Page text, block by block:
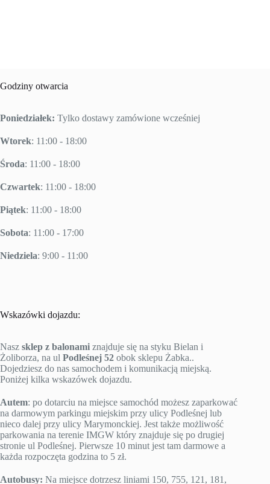
Godziny otwarcia
Poniedziałek: Tylko dostawy zamówione wcześniej
Wtorek: 11:00 - 18:00
Środa: 11:00 - 18:00
Czwartek: 11:00 - 18:00
Piątek: 11:00 - 18:00
Sobota: 11:00 - 17:00
Niedziela: 9:00 - 11:00
Wskazówki dojazdu:
Nasz sklep z balonami znajduje się na styku Bielan i
Żoliborza, na ul Podleśnej 52 obok sklepu Żabka..
Dojedziesz do nas samochodem i komunikacją miejską.
Poniżej kilka wskazówek dojazdu.
Autem: po dotarciu na miejsce samochód możesz zaparkować
na darmowym parkingu miejskim przy ulicy Podleśnej lub
nieco dalej przy ulicy Marymonckiej. Jest także możliwość
parkowania na terenie IMGW który znajduje się po drugiej
stronie ul Podleśnej. Pierwsze 10 minut jest tam darmowe a
każda rozpoczęta godzina to 5 zł.
Autobusy: Na miejsce dotrzesz liniami 150, 755, 121, 181,